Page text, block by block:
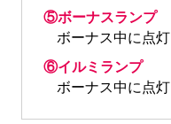
⑤ボーナスランプ
ボーナス中に点灯
⑥イルミランプ
ボーナス中に点灯